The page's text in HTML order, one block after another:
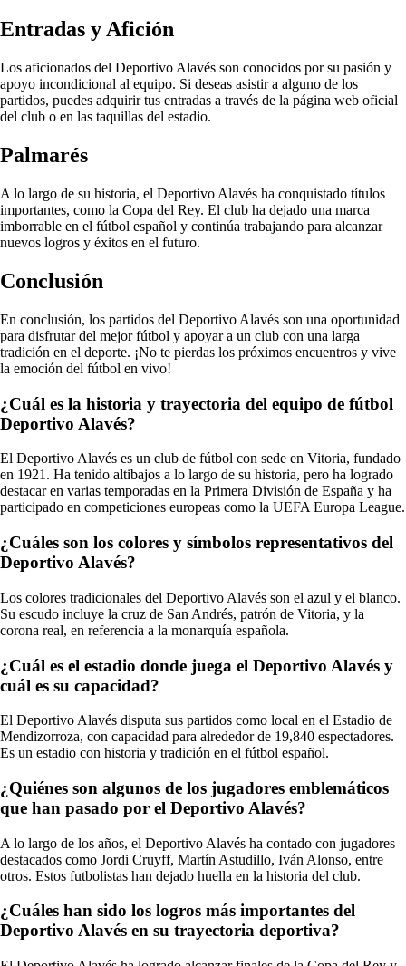
Entradas y Afición
Los aficionados del Deportivo Alavés son conocidos por su pasión y
apoyo incondicional al equipo. Si deseas asistir a alguno de los
partidos, puedes adquirir tus entradas a través de la página web oficial
del club o en las taquillas del estadio.
Palmarés
A lo largo de su historia, el Deportivo Alavés ha conquistado títulos
importantes, como la Copa del Rey. El club ha dejado una marca
imborrable en el fútbol español y continúa trabajando para alcanzar
nuevos logros y éxitos en el futuro.
Conclusión
En conclusión, los partidos del Deportivo Alavés son una oportunidad
para disfrutar del mejor fútbol y apoyar a un club con una larga
tradición en el deporte. ¡No te pierdas los próximos encuentros y vive
la emoción del fútbol en vivo!
¿Cuál es la historia y trayectoria del equipo de fútbol
Deportivo Alavés?
El Deportivo Alavés es un club de fútbol con sede en Vitoria, fundado
en 1921. Ha tenido altibajos a lo largo de su historia, pero ha logrado
destacar en varias temporadas en la Primera División de España y ha
participado en competiciones europeas como la UEFA Europa League.
¿Cuáles son los colores y símbolos representativos del
Deportivo Alavés?
Los colores tradicionales del Deportivo Alavés son el azul y el blanco.
Su escudo incluye la cruz de San Andrés, patrón de Vitoria, y la
corona real, en referencia a la monarquía española.
¿Cuál es el estadio donde juega el Deportivo Alavés y
cuál es su capacidad?
El Deportivo Alavés disputa sus partidos como local en el Estadio de
Mendizorroza, con capacidad para alrededor de 19,840 espectadores.
Es un estadio con historia y tradición en el fútbol español.
¿Quiénes son algunos de los jugadores emblemáticos
que han pasado por el Deportivo Alavés?
A lo largo de los años, el Deportivo Alavés ha contado con jugadores
destacados como Jordi Cruyff, Martín Astudillo, Iván Alonso, entre
otros. Estos futbolistas han dejado huella en la historia del club.
¿Cuáles han sido los logros más importantes del
Deportivo Alavés en su trayectoria deportiva?